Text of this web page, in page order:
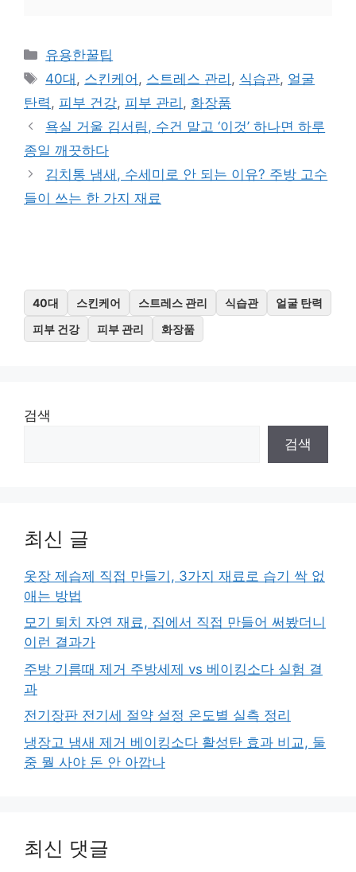
카
테
리
유용한꿀팁
태
그
40대 , 스킨케어 , 스트레스 관리 , 식습관, 얼굴
탄력 , 피부 건강, 피부 관리 , 화장품
욕실 거울 김서림, 수건 말고 ‘이것’ 하나면 하루
종일 깨끗하다
김치통 냄새, 수세미로 안 되는 이유? 주방 고수
들이 쓰는 한 가지 재료
40대 스킨케어 스트레스 관리 식습관
얼굴 탄력
피부 건강
피부 관리 화장품
검색
검색
최신 글
옷장 제습제 직접 만들기, 3가지 재료로 습기 싹 없
애는 방법
모기 퇴치 자연 재료, 집에서 직접 만들어 써봤더니
이런 결과가
주방 기름때 제거 주방세제 vs 베이킹소다 실험 결
과
전기장판 전기세 절약 설정 온도별 실측 정리
냉장고 냄새 제거 베이킹소다 활성탄 효과 비교, 둘
중 뭘 사야 돈 안 아깝나
최신 댓글